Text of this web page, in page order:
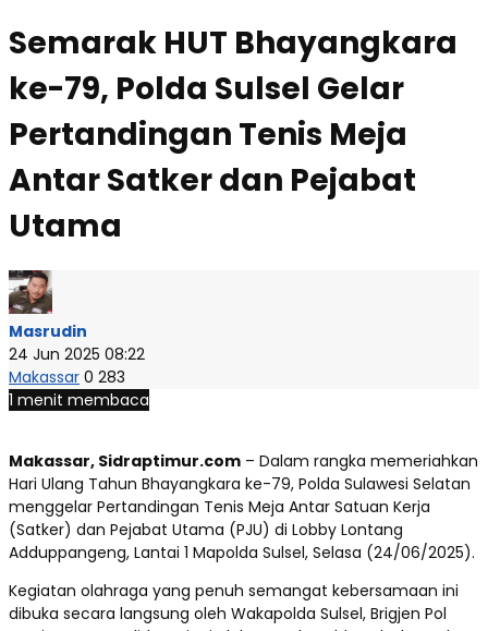
Semarak HUT Bhayangkara
ke-79, Polda Sulsel Gelar
Pertandingan Tenis Meja
Antar Satker dan Pejabat
Utama
Masrudin
24 Jun 2025 08:22
Makassar 0 283
1 menit membaca
Makassar, Sidraptimur.com – Dalam rangka memeriahkan
Hari Ulang Tahun Bhayangkara ke-79, Polda Sulawesi Selatan
menggelar Pertandingan Tenis Meja Antar Satuan Kerja
(Satker) dan Pejabat Utama (PJU) di Lobby Lontang
Adduppangeng, Lantai 1 Mapolda Sulsel, Selasa (24/06/2025).
Kegiatan olahraga yang penuh semangat kebersamaan ini
dibuka secara langsung oleh Wakapolda Sulsel, Brigjen Pol